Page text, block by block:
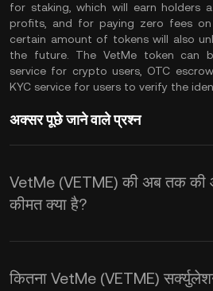
for staking, which will earn holders
profits, and for paying zero fees
certain amount of tokens will also
the future. The VetMe token can
service for crypto users, OTC
KYC service for users to verify the
अक्सर पूछे जाने वाले प्रश्न
VetMe (VETME) की अब तक की
कीमत क्या है?
कितना VetMe (VETME)